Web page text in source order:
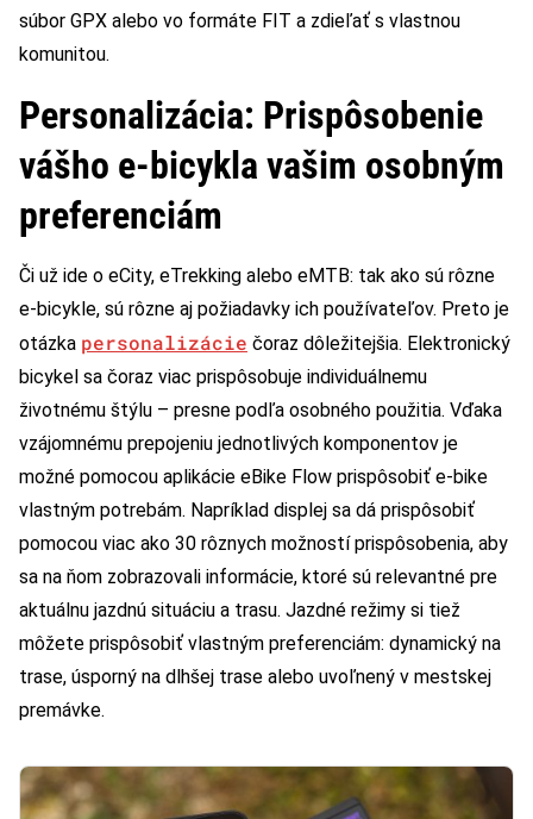
súbor GPX alebo vo formáte FIT a zdieľať s vlastnou
komunitou.
Personalizácia: Prispôsobenie
vášho e-bicykla vašim osobným
preferenciám
Či už ide o eCity, eTrekking alebo eMTB: tak ako sú rôzne
e-bicykle, sú rôzne aj požiadavky ich používateľov. Preto je
otázka personalizácie čoraz dôležitejšia. Elektronický
bicykel sa čoraz viac prispôsobuje individuálnemu
životnému štýlu – presne podľa osobného použitia. Vďaka
vzájomnému prepojeniu jednotlivých komponentov je
možné pomocou aplikácie eBike Flow prispôsobiť e-bike
vlastným potrebám. Napríklad displej sa dá prispôsobiť
pomocou viac ako 30 rôznych možností prispôsobenia, aby
sa na ňom zobrazovali informácie, ktoré sú relevantné pre
aktuálnu jazdnú situáciu a trasu. Jazdné režimy si tiež
môžete prispôsobiť vlastným preferenciám: dynamický na
trase, úsporný na dlhšej trase alebo uvoľnený v mestskej
premávke.